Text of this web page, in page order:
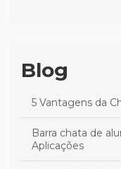
Blog
5 Vantagens da
Barra chata de
Aplicações